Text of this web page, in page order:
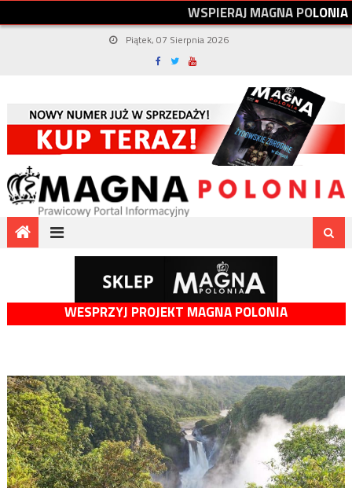
WSPIERAJMAGNAPOLONIA
Piątek, 07 Sierpnia 2026
WESPRZYJ PROJEKT MAGNA POLONIA